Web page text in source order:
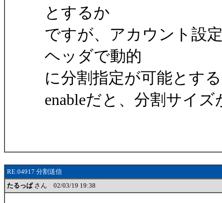
とするか
ですが、アカウント設
ヘッダで動的
に分割指定が可能とす
enableだと、分割サイ
RE:04917 分割送信
たるっぱさん 02/03/19 19:38